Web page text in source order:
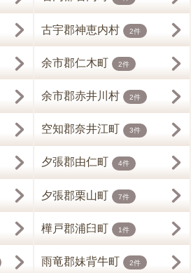
古宇郡神恵内村 2件
余市郡仁木町 2件
余市郡赤井川村 2件
空知郡奈井江町 3件
夕張郡由仁町 4件
夕張郡栗山町 7件
樺戸郡浦臼町 1件
雨竜郡妹背牛町 2件